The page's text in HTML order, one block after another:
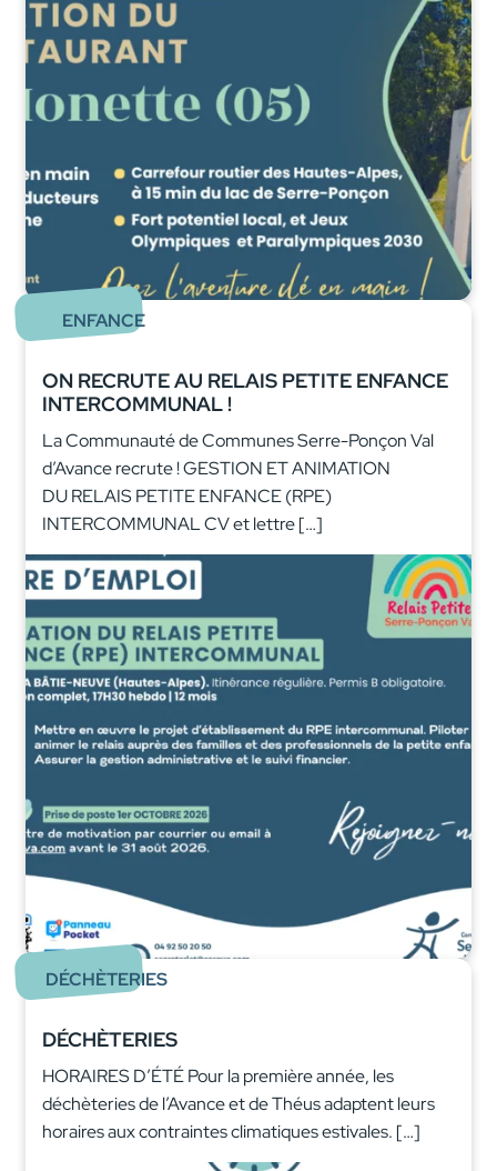
ENFANCE
ON RECRUTE AU RELAIS PETITE ENFANCE
INTERCOMMUNAL !
La Communauté de Communes Serre-Ponçon Val
d’Avance recrute ! GESTION ET ANIMATION
DU RELAIS PETITE ENFANCE (RPE)
INTERCOMMUNAL CV et lettre […]
DÉCHÈTERIES
DÉCHÈTERIES
HORAIRES D’ÉTÉ Pour la première année, les
déchèteries de l’Avance et de Théus adaptent leurs
horaires aux contraintes climatiques estivales. […]